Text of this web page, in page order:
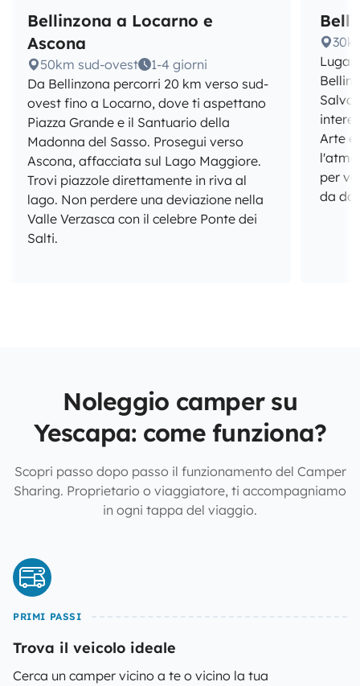
Bellinzona a Locarno e
Ascona
50km sud-ovest
1-4 giorni
Da Bellinzona percorri 20 km verso sud-
ovest fino a Locarno, dove ti aspettano
Piazza Grande e il Santuario della
Madonna del Sasso. Prosegui verso
Ascona, affacciata sul Lago Maggiore.
Trovi piazzole direttamente in riva al
lago. Non perdere una deviazione nella
Valle Verzasca con il celebre Ponte dei
Salti.
Arte e
per
da
Noleggio camper su
Yescapa: come funziona?
Scopri passo dopo passo il funzionamento del Camper
Sharing. Proprietario o viaggiatore, ti accompagniamo
in ogni tappa del viaggio.
PRIMI PASSI
Trova il veicolo ideale
Cerca un camper vicino a te o vicino la tua